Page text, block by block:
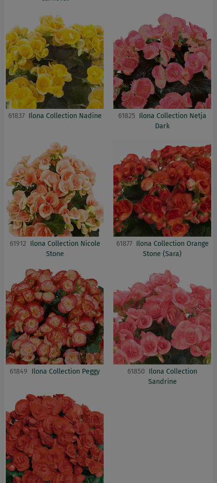
61837 Ilona Collection Nadine 61825 Ilona Collection Netja
Dark
61912 Ilona Collection Nicole
Stone
61877 Ilona Collection Orange
Stone (Sara)
61849 Ilona Collection Peggy 61850 Ilona Collection
Sandrine